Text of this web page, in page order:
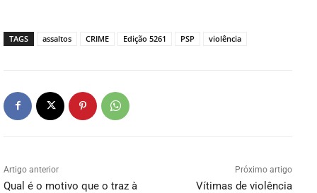
TAGS assaltos CRIME Edição 5261 PSP violência
Artigo anterior
Qual é o motivo que o traz à
Próximo artigo
Vítimas de violência